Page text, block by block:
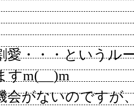
愛・・・というル
すm(__)m
会がないのですが